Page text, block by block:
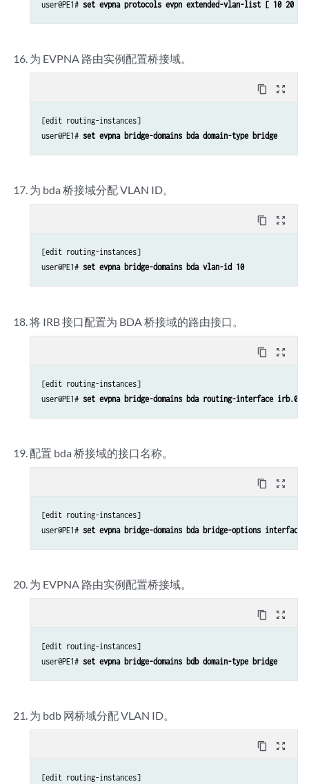
user@PE1# set evpna protocols evpn extended-vlan-list [ 10 20 ]
为 EVPNA 路由实例配置桥接域。
content_copy zoom_out_map
[edit routing-instances]
user@PE1# set evpna bridge-domains bda domain-type bridge
为 bda 桥接域分配 VLAN ID。
content_copy zoom_out_map
[edit routing-instances]
user@PE1# set evpna bridge-domains bda vlan-id 10
将 IRB 接口配置为 BDA 桥接域的路由接口。
content_copy zoom_out_map
[edit routing-instances]
user@PE1# set evpna bridge-domains bda routing-interface irb.0
配置 bda 桥接域的接口名称。
content_copy zoom_out_map
[edit routing-instances]
user@PE1# set evpna bridge-domains bda bridge-options interface
为 EVPNA 路由实例配置桥接域。
content_copy zoom_out_map
[edit routing-instances]
user@PE1# set evpna bridge-domains bdb domain-type bridge
为 bdb 网桥域分配 VLAN ID。
content_copy zoom_out_map
[edit routing-instances]